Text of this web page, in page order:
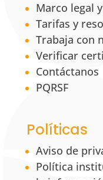
Marco legal
Tarifas y
Trabaja con
Verificar
Contáctanos
PQRSF
Políticas
Aviso de
Política